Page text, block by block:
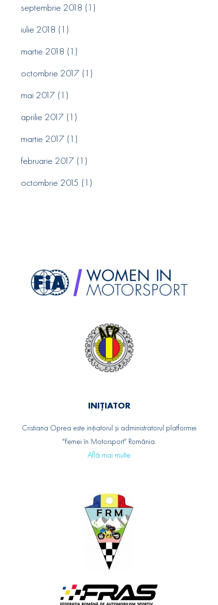
septembrie 2018 (1)
iulie 2018 (1)
martie 2018 (1)
octombrie 2017(1)
mai 2017(1)
aprilie 2017(1)
martie 2017(1)
februarie 2017(1)
octombrie 2015 (1)
INIȚIATOR
Cristiana Oprea este inițiatorul și administratorul platformei
"Femei în Motorsport" România.
Află mai multe